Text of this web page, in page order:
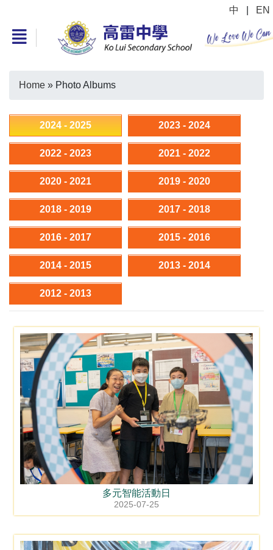
中 EN
Home » Photo Albums
2024 - 2025 2023 - 2024
2022 - 2023 2021 - 2022
2020 - 2021 2019 - 2020
2018 - 2019 2017 - 2018
2016 - 2017 2015 - 2016
2014 - 2015 2013 - 2014
2012 - 2013
多元智能活動日
2025-07-25